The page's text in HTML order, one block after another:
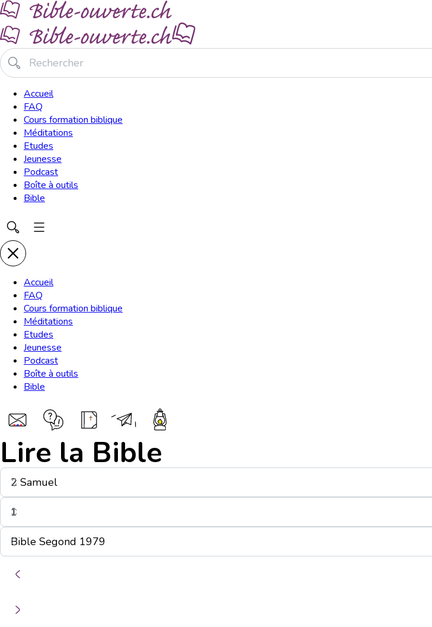
Accueil
FAQ
Cours formation biblique
Méditations
Etudes
Jeunesse
Podcast
Boîte à outils
Bible
Accueil
FAQ
Cours formation biblique
Méditations
Etudes
Jeunesse
Podcast
Boîte à outils
Bible
Lire la Bible